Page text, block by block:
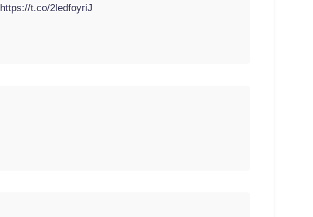
https://t.co/2ledfoyriJ